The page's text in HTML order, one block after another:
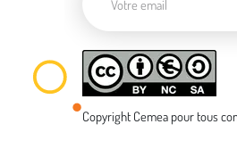
Copyright Cemea pour tous